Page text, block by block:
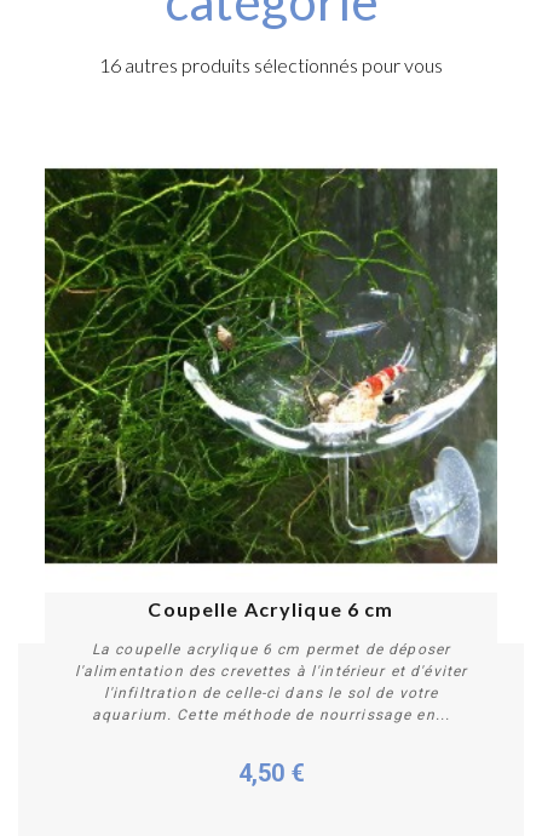
16 autres produits sélectionnés pour vous
Coupelle Acrylique 6 cm
La coupelle acrylique 6 cm permet de déposer
l'alimentation des crevettes à l'intérieur et d'éviter
l'infiltration de celle-ci dans le sol de votre
aquarium. Cette méthode de nourrissage en...
4,50 €